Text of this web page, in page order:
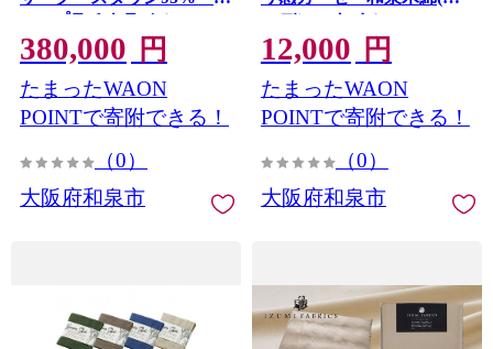
CILプラチナラベル
【1396764】
380,000 円
たまったWAON
POINTで寄附できる！
（0）
大阪府和泉市
ーデンスタイル)
【1211399】
12,000 円
たまったWAON
POINTで寄附できる！
（0）
大阪府和泉市